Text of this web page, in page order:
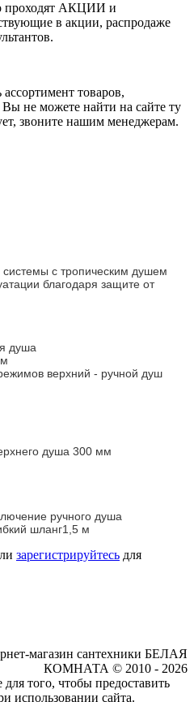
проходят АКЦИИ и
в акции, распродаже
товаров,
не можете найти на сайте ту
звоните нашим менеджерам.
с тропическим душем
благодаря защите от
душа
верхний - ручной душ
душа 300 мм
ручного душа
шланг1,5 м
зарегистрируйтесь для
магазин сантехники БЕЛАЯ
КОМНАТА © 2010 - 2026
того, чтобы предоставить
использовании сайта.